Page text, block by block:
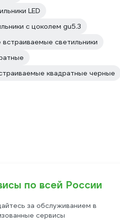
LED
с цоколем gu5.3
светильники
квадратные черные
по всей России
за обслуживанием в
сервисы